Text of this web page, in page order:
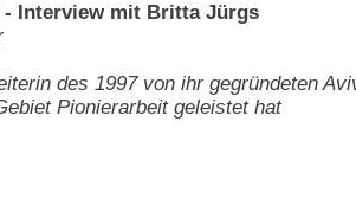
- Interview mit Britta Jürgs
des 1997 von ihr gegründeten
Pionierarbeit geleistet hat